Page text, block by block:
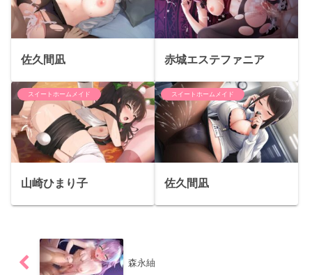
佐久間凪 赤城エステファニア
スイートホームメイド
山崎ひまり子
スイートホームメイド
佐久間凪
森永紬